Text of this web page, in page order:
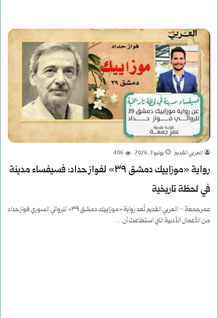
العربي القديم يوليو 3, 2026 406
رواية «موزاييك دمشق ٣٩» لفواز حداد: فسيفساء مدينة
في لحظة تاريخية
عمر جمعة – العربي القديم تُعد رواية «موزاييك دمشق ٣٩» للروائي السوري فواز حداد
من الأعمال الأدبية التي استطاعت أن…